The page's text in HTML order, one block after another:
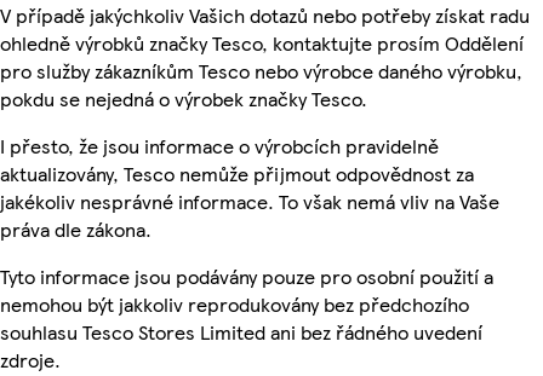
V případě jakýchkoliv Vašich dotazů nebo potřeby získat radu
ohledně výrobků značky Tesco, kontaktujte prosím Oddělení
pro služby zákazníkům Tesco nebo výrobce daného výrobku,
pokdu se nejedná o výrobek značky Tesco.
I přesto, že jsou informace o výrobcích pravidelně
aktualizovány, Tesco nemůže přijmout odpovědnost za
jakékoliv nesprávné informace. To však nemá vliv na Vaše
práva dle zákona.
Tyto informace jsou podávány pouze pro osobní použití a
nemohou být jakkoliv reprodukovány bez předchozího
souhlasu Tesco Stores Limited ani bez řádného uvedení
zdroje.